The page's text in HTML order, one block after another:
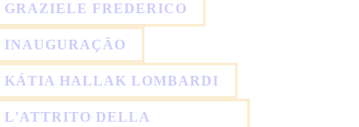
GRAZIELE FREDERICO
INAUGURAÇÃO
KÁTIA HALLAK LOMBARDI
L'ATTRITO DELLA